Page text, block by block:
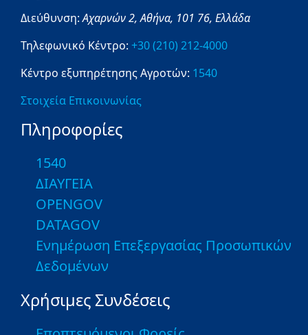
Διεύθυνση:Αχαρνών 2,Αθήνα, 101 76, Ελλάδα
Τηλεφωνικό Κέντρο: +30 (210) 212-4000
Κέντρο εξυπηρέτησης Αγροτών: 1540
Στοιχεία Επικοινωνίας
Πληροφορίες
1540
ΔΙΑΥΓΕΙΑ
OPENGOV
DATAGOV
Ενημέρωση Επεξεργασίας Προσωπικών
Δεδομένων
Χρήσιμες Συνδέσεις